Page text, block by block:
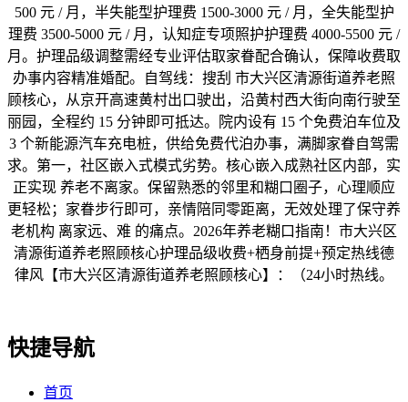
500 元 / 月，半失能型护理费 1500-3000 元 / 月，全失能型护
理费 3500-5000 元 / 月，认知症专项照护护理费 4000-5500 元 /
月。护理品级调整需经专业评估取家眷配合确认，保障收费取
办事内容精准婚配。自驾线：搜刮 市大兴区清源街道养老照
顾核心，从京开高速黄村出口驶出，沿黄村西大街向南行驶至
丽园，全程约 15 分钟即可抵达。院内设有 15 个免费泊车位及
3 个新能源汽车充电桩，供给免费代泊办事，满脚家眷自驾需
求。第一，社区嵌入式模式劣势。核心嵌入成熟社区内部，实
正实现 养老不离家。保留熟悉的邻里和糊口圈子，心理顺应
更轻松；家眷步行即可，亲情陪同零距离，无效处理了保守养
老机构 离家远、难 的痛点。2026年养老糊口指南！市大兴区
清源街道养老照顾核心护理品级收费+栖身前提+预定热线德
律风【市大兴区清源街道养老照顾核心】：（24小时热线。
快捷导航
首页